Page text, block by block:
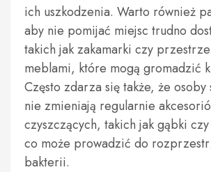
ich uszkodzenia. Warto również
aby nie pomijać miejsc trudno
takich jak zakamarki czy
meblami, które mogą gromadzić
Często zdarza się także, że
nie zmieniają regularnie
czyszczących, takich jak gąbki
co może prowadzić do
bakterii.